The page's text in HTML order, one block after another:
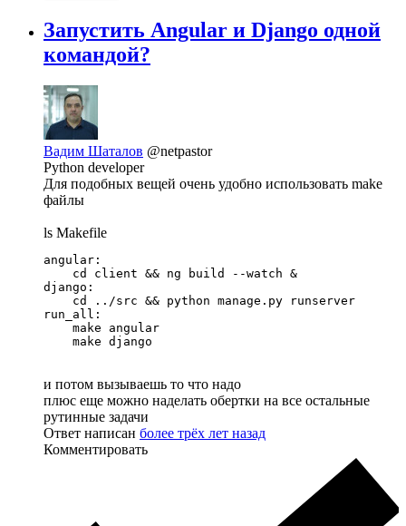
Запустить Angular и Django одной
командой?
Вадим Шаталов @netpastor
Python developer
Для подобных вещей очень удобно использовать make
файлы
ls Makefile
angular:
    cd client && ng build --watch &
django:
    cd ../src && python manage.py runserver
run_all:
    make angular
    make django
и потом вызываешь то что надо
плюс еще можно наделать обертки на все остальные
рутинные задачи
Ответ написан более трёх лет назад
Комментировать